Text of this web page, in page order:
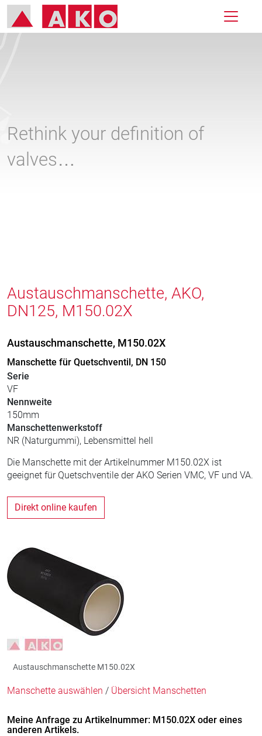
Rethink your definition of
valves…
Austauschmanschette, AKO,
DN125, M150.02X
Austauschmanschette, M150.02X
Manschette für Quetschventil, DN 150
Serie
VF
Nennweite
150mm
Manschettenwerkstoff
NR (Naturgummi), Lebensmittel hell
Die Manschette mit der Artikelnummer M150.02X ist
geeignet für Quetschventile der AKO Serien VMC, VF und VA.
Direkt online kaufen
Austauschmanschette M150.02X
Manschette auswählen / Übersicht Manschetten
Meine Anfrage zu Artikelnummer: M150.02X oder eines
anderen Artikels.